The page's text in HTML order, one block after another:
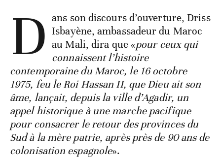
D ans son discours d’ouverture, Driss
Isbayène, ambassadeur du Maroc
au Mali, dira que «pour ceux qui
connaissent l’histoire
contemporaine du Maroc, le 16 octobre
1975, feu le Roi Hassan II, que Dieu ait son
âme, lançait, depuis la ville d’Agadir, un
appel historique à une marche pacifique
pour consacrer le retour des provinces du
Sud à la mère patrie, après près de 90 ans de
colonisation espagnole».